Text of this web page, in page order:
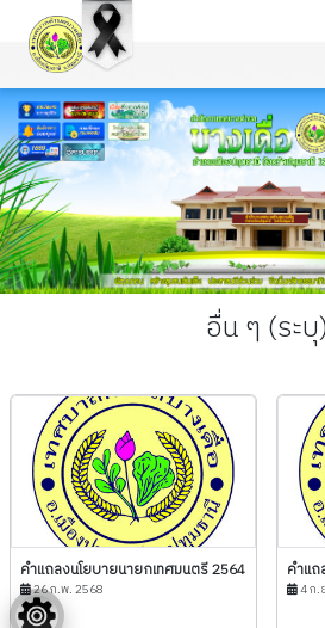
อื่น ๆ (ระ
คำแถลงนโยบายนายกเทศมนตรี 2564
26 ก.พ. 2568
คำแถ
4 ก.